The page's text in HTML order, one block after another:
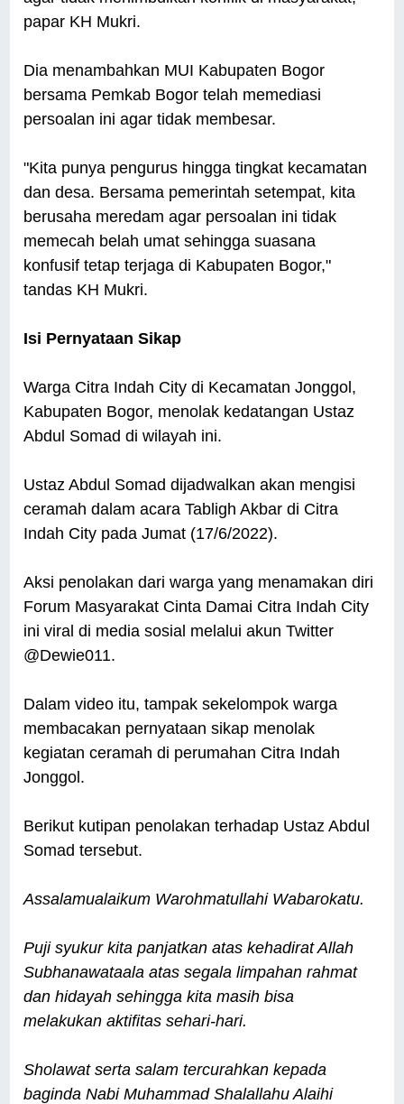
papar KH Mukri.
Dia menambahkan MUI Kabupaten Bogor
bersama Pemkab Bogor telah memediasi
persoalan ini agar tidak membesar.
"Kita punya pengurus hingga tingkat kecamatan
dan desa. Bersama pemerintah setempat, kita
berusaha meredam agar persoalan ini tidak
memecah belah umat sehingga suasana
konfusif tetap terjaga di Kabupaten Bogor,"
tandas KH Mukri.
Isi Pernyataan Sikap
Warga Citra Indah City di Kecamatan Jonggol,
Kabupaten Bogor, menolak kedatangan Ustaz
Abdul Somad di wilayah ini.
Ustaz Abdul Somad dijadwalkan akan mengisi
ceramah dalam acara Tabligh Akbar di Citra
Indah City pada Jumat (17/6/2022).
Aksi penolakan dari warga yang menamakan diri
Forum Masyarakat Cinta Damai Citra Indah City
ini viral di media sosial melalui akun Twitter
@Dewie011.
Dalam video itu, tampak sekelompok warga
membacakan pernyataan sikap menolak
kegiatan ceramah di perumahan Citra Indah
Jonggol.
Berikut kutipan penolakan terhadap Ustaz Abdul
Somad tersebut.
Assalamualaikum Warohmatullahi Wabarokatu.
Puji syukur kita panjatkan atas kehadirat Allah
Subhanawataala atas segala limpahan rahmat
dan hidayah sehingga kita masih bisa
melakukan aktifitas sehari-hari.
Sholawat serta salam tercurahkan kepada
baginda Nabi Muhammad Shalallahu Alaihi